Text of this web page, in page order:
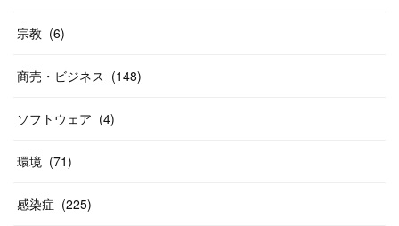
宗教 (6)
商売・ビジネス (148)
ソフトウェア (4)
環境 (71)
感染症 (225)